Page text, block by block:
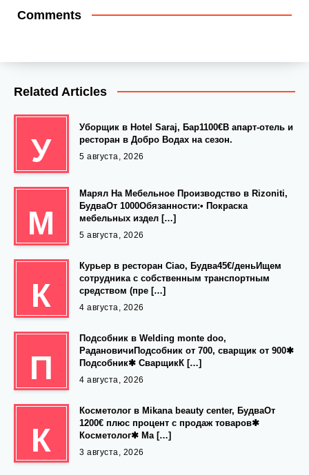
Comments
Related Articles
У
Уборщик в Hotel Saraj, Бар1100€В апарт-отель и
ресторан в Добро Водах на сезон.
5 августа, 2026
М
Марял На Мебельное Производство в Rizoniti,
БудваОт 1000Обязанности:• Покраска
мебельных издел […]
5 августа, 2026
К
Курьер в ресторан Ciao, Будва45€/деньИщем
сотрудника с собственным транспортным
средством (пре […]
4 августа, 2026
П
Подсобник в Welding monte doo,
РадановичиПодсобник от 700, сварщик от 900✱
Подсобник✱ СварщикК […]
4 августа, 2026
К
Косметолог в Mikana beauty center, БудваОт
1200€ плюс процент с продаж товаров✱
Косметолог✱ Ма […]
3 августа, 2026